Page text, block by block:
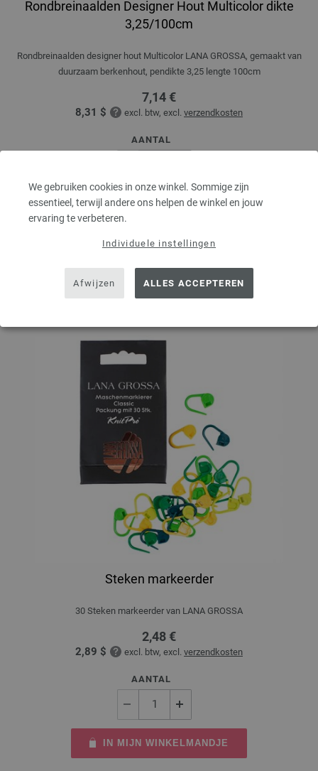
We gebruiken cookies in onze winkel. Sommige zijn
essentieel, terwijl andere ons helpen de winkel en jouw
ervaring te verbeteren.
Individuele instellingen
Afwijzen ALLES ACCEPTEREN
Rondbreinaalden Designer Hout Multicolor dikte
3,25/100cm
Rondbreinaalden designer hout Multicolor LANA GROSSA, gemaakt van
duurzaam berkenhout, pendikte 3,25 lengte 100cm
7,14 €
8,31 $ excl. btw, excl. verzendkosten
AANTAL
IN MIJN WINKELMANDJE
Op mijn boodschappenlijstje
Steken markeerder
30 Steken markeerder van LANA GROSSA
2,48 €
2,89 $ excl. btw, excl. verzendkosten
AANTAL
IN MIJN WINKELMANDJE